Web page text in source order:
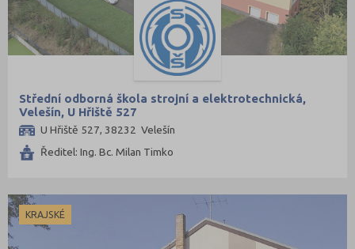
Střední odborná škola strojní a elektrotechnická,
Velešín, U Hřiště 527
U Hřiště 527, 38232 Velešín
Ředitel: Ing. Bc. Milan Timko
KRAJSKÉ